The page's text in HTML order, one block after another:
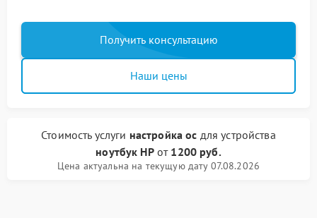
Получить консультацию
Наши цены
Стоимость услуги настройка ос для устройства
ноутбук HPот 1200 руб.
Цена актуальна на текущую дату 07.08.2026